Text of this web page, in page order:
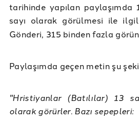
tarihinde yapılan paylaşımda
sayı olarak görülmesi ile
Gönderi, 315 binden fazla
Paylaşımda geçen metin şu
"Hristiyanlar (Batılılar) 13
olarak görürler. Bazı sepepleri: